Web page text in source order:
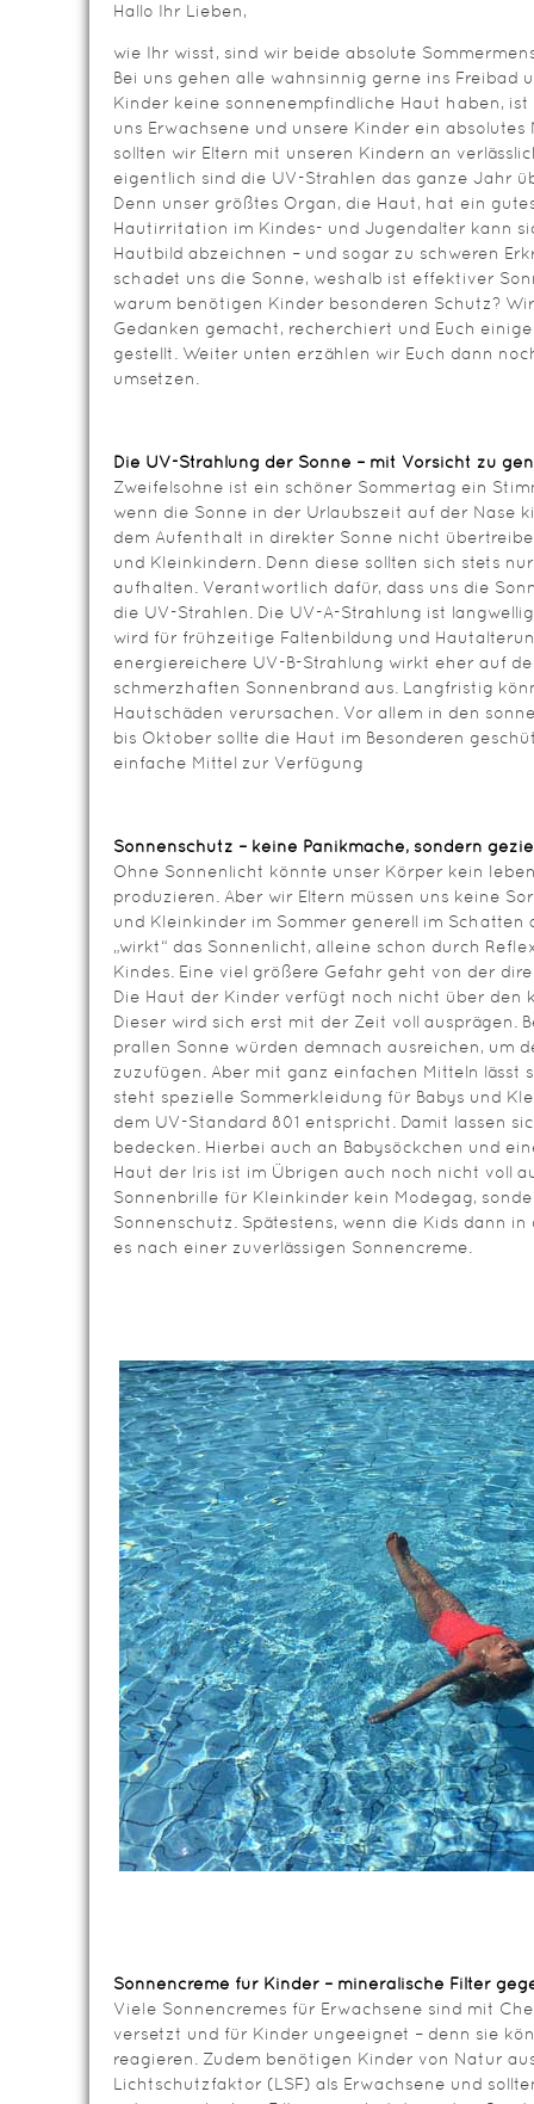
Hallo Ihr Lieben,
wie Ihr wisst, sind wir beide absolute
Bei uns gehen alle wahnsinnig gerne ins Freibad
Kinder keine sonnenempfindliche Haut haben,
uns Erwachsene und unsere Kinder ein
sollten wir Eltern mit unseren Kindern an
eigentlich sind die UV-Strahlen das ganze Jahr
Denn unser größtes Organ, die Haut, hat ein
Hautirritation im Kindes- und Jugendalter kann
Hautbild abzeichnen – und sogar zu schweren
schadet uns die Sonne, weshalb ist effektiver
warum benötigen Kinder besonderen Schutz?
Gedanken gemacht, recherchiert und Euch
gestellt. Weiter unten erzählen wir Euch dann
umsetzen.
Die UV-Strahlung der Sonne – mit Vorsicht zu
Zweifelsohne ist ein schöner Sommertag ein
wenn die Sonne in der Urlaubszeit auf der Nase
dem Aufenthalt in direkter Sonne nicht
und Kleinkindern. Denn diese sollten sich stets
aufhalten. Verantwortlich dafür, dass uns die
die UV-Strahlen. Die UV-A-Strahlung ist
wird für frühzeitige Faltenbildung und
energiereichere UV-B-Strahlung wirkt eher auf
schmerzhaften Sonnenbrand aus. Langfristig
Hautschäden verursachen. Vor allem in den
bis Oktober sollte die Haut im Besonderen
einfache Mittel zur Verfügung
Sonnenschutz – keine Panikmache, sondern
Ohne Sonnenlicht könnte unser Körper kein
produzieren. Aber wir Eltern müssen uns keine
und Kleinkinder im Sommer generell im
„wirkt“ das Sonnenlicht, alleine schon durch
Kindes. Eine viel größere Gefahr geht von der
Die Haut der Kinder verfügt noch nicht über den
Dieser wird sich erst mit der Zeit voll ausprägen.
prallen Sonne würden demnach ausreichen, um
zuzufügen. Aber mit ganz einfachen Mitteln lässt
steht spezielle Sommerkleidung für Babys und
dem UV-Standard 801 entspricht. Damit lassen
bedecken. Hierbei auch an Babysöckchen und
Haut der Iris ist im Übrigen auch noch nicht voll
Sonnenbrille für Kleinkinder kein Modegag,
Sonnenschutz. Spätestens, wenn die Kids dann
es nach einer zuverlässigen Sonnencreme.
Sonnencreme für Kinder – mineralische Filter
Viele Sonnencremes für Erwachsene sind mit
versetzt und für Kinder ungeeignet – denn sie
reagieren. Zudem benötigen Kinder von Natur
Lichtschutzfaktor (LSF) als Erwachsene und